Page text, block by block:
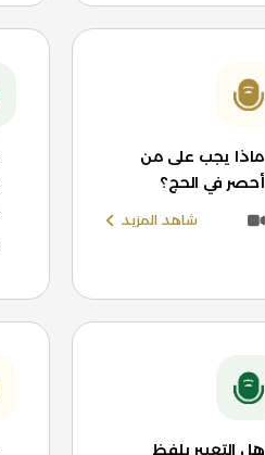
ماذا يجب على من
أحصر في الحج؟
شاهد المزيد
هل التعبير بلفظ